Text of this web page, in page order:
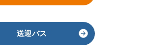
送迎バス